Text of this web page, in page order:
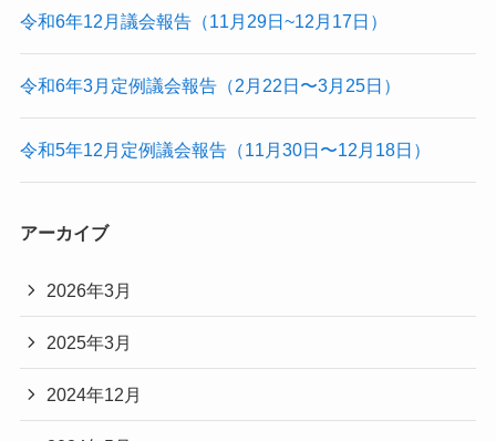
令和6年12月議会報告（11月29日~12月17日）
令和6年3月定例議会報告（2月22日〜3月25日）
令和5年12月定例議会報告（11月30日〜12月18日）
アーカイブ
2026年3月
2025年3月
2024年12月